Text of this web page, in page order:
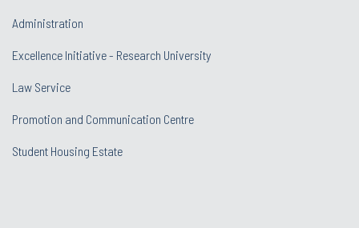
Administration
Excellence Initiative - Research University
Law Service
Promotion and Communication Centre
Student Housing Estate